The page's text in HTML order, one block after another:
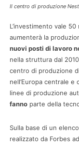
Il centro di produzione
L’investimento vale
aumenterà la
nuovi posti di lavoro
nella struttura dal
centro di produzione
nell’Europa centrale
linee di produzione
fanno parte della
Sulla base di un
realizzato da Forbes